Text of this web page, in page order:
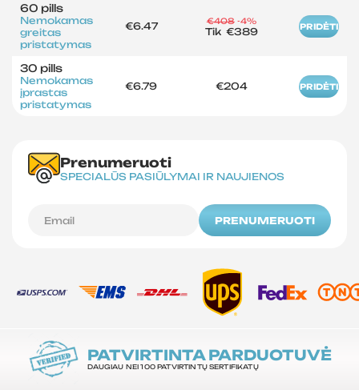
60 pills
Nemokamas
greitas
pristatymas
€6.47 €408 -4%
Tik €389 PRIDĖTI
30 pills
Nemokamas
įprastas
pristatymas
€6.79 €204 PRIDĖTI
Prenumeruoti
SPECIALŪS PASIŪLYMAI IR NAUJIENOS
PRENUMERUOTI
PATVIRTINTA PARDUOTUVĖ
DAUGIAU NEI 100 PATVIRTINTŲ SERTIFIKATŲ